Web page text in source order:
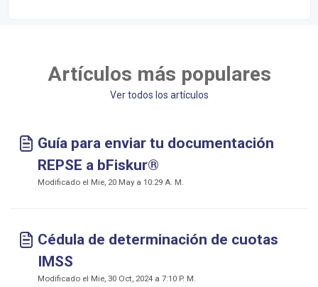
Artículos más populares
Ver todos los artículos
Guía para enviar tu documentación
REPSE a bFiskur®
Modificado el Mie, 20 May a 10:29 A. M.
Cédula de determinación de cuotas
IMSS
Modificado el Mie, 30 Oct, 2024 a 7:10 P. M.